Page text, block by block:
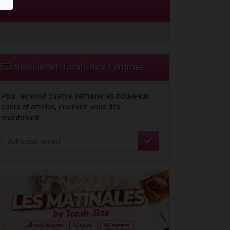
Newsletter Torah-Box Femmes
Pour recevoir chaque semaine les nouveaux
cours et articles, inscrivez-vous dès
maintenant :